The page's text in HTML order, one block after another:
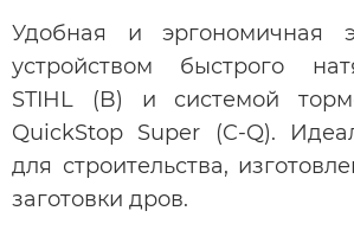
Удобная и эргономичная
устройством быстрого
STIHL (B) и системой
QuickStop Super (C-Q).
для строительства,
заготовки дров.